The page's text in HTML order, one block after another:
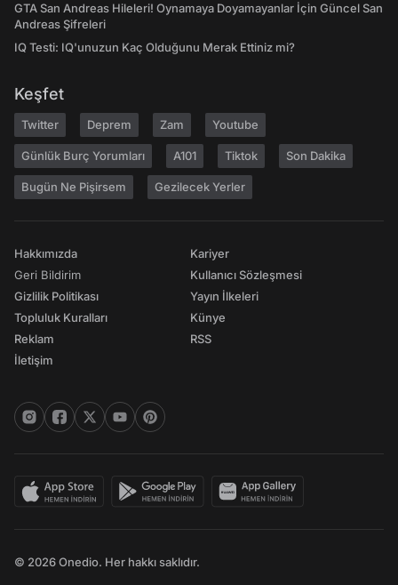
GTA San Andreas Hileleri! Oynamaya Doyamayanlar İçin Güncel San
Andreas Şifreleri
IQ Testi: IQ'unuzun Kaç Olduğunu Merak Ettiniz mi?
Keşfet
Twitter Deprem Zam Youtube
Günlük Burç Yorumları A101 Tiktok Son Dakika
Bugün Ne Pişirsem Gezilecek Yerler
Hakkımızda
Geri Bildirim
Gizlilik Politikası
Topluluk Kuralları
Reklam
İletişim
Kariyer
Kullanıcı Sözleşmesi
Yayın İlkeleri
Künye
RSS
© 2026 Onedio. Her hakkı saklıdır.